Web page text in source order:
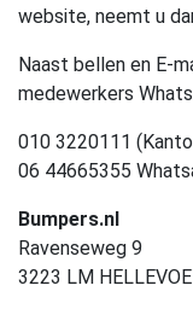
website, neemt u
Naast bellen en E-
medewerkers
010 3220111
06 44665355
Bumpers.nl
Ravenseweg 9
3223 LM